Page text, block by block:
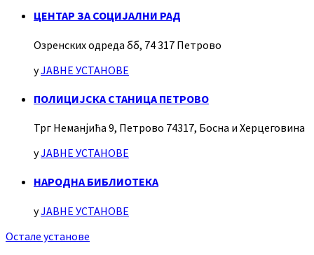
ЦЕНТАР ЗА СОЦИЈАЛНИ РАД
Озренских одреда бб, 74 317 Петрово
уЈАВНЕ УСТАНОВЕ
ПОЛИЦИЈСКА СТАНИЦА ПЕТРОВО
Трг Неманјића 9, Петрово 74317, Босна и Херцеговина
уЈАВНЕ УСТАНОВЕ
НАРОДНА БИБЛИОТЕКА
уЈАВНЕ УСТАНОВЕ
Остале установе